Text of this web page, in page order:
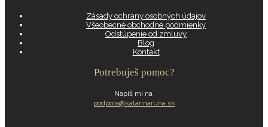
Zásady ochrany osobných údajov
Všeobecné obchodné podmienky
Odstúpenie od zmluvy
Blog
Kontakt
Potrebuješ pomoc?
Napíš mi na
podpora@katarinaruna.sk